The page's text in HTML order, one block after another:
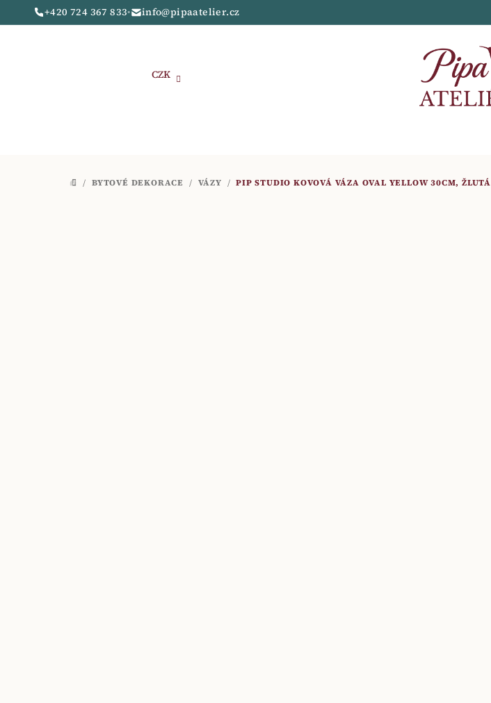
na
+420 724 367 833• info@pipaatelier.cz
CZK
DOMŮ
/ BYTOVÉ DEKORACE / VÁZY / PIP STUDIO KOVOVÁ VÁZA OVAL YELLOW 30CM, ŽLUTÁ